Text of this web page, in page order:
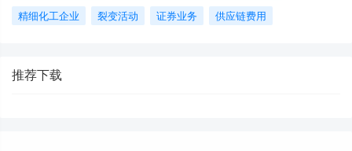
精细化工企业
裂变活动 证券业务 供应链费用
推荐下载